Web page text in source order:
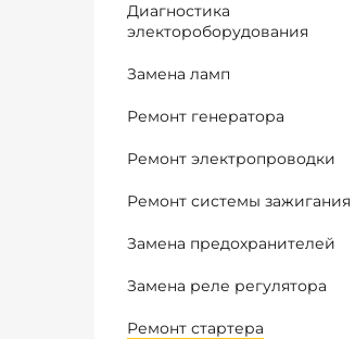
Диагностика
электороборудования
Замена ламп
Ремонт генератора
Ремонт электропроводки
Ремонт системы зажигания
Замена предохранителей
Замена реле регулятора
Ремонт стартера